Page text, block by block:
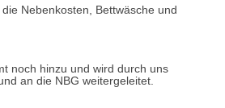
Nebenkosten, Bettwäsche und
noch hinzu und wird durch uns
an die NBG weitergeleitet.